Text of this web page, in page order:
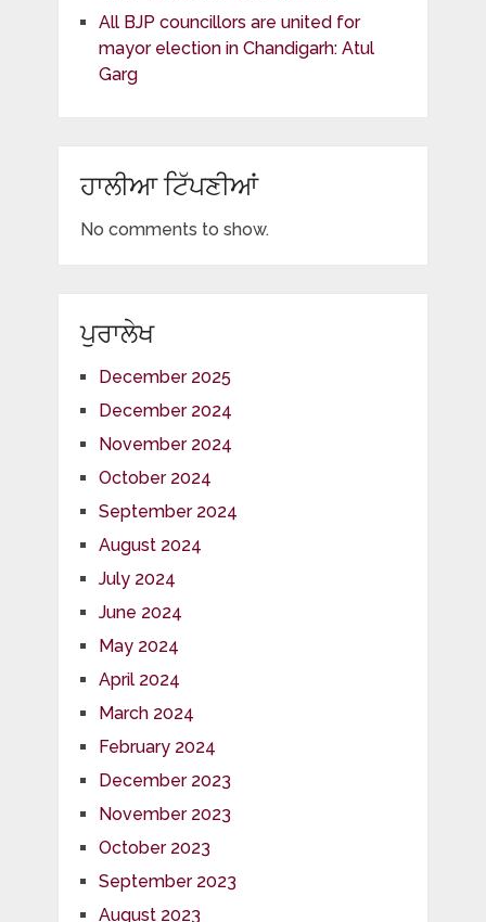
All BJP councillors are united for
mayor election in Chandigarh: Atul
Garg
ਹਾਲੀਆ ਟਿੱਪਣੀਆਂ
No comments to show.
ਪੁਰਾਲੇਖ
December 2025
December 2024
November 2024
October 2024
September 2024
August 2024
July 2024
June 2024
May 2024
April 2024
March 2024
February 2024
December 2023
November 2023
October 2023
September 2023
August 2023